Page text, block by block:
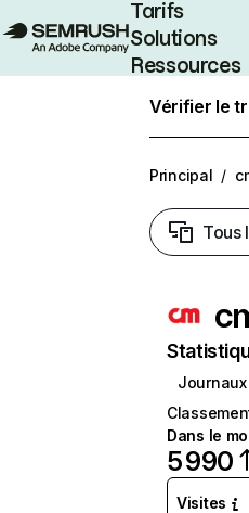
Tarifs
Solutions
Ressources
Vérifier le
Principal /
Tous
Journaux
Dans le
5 990
Visites